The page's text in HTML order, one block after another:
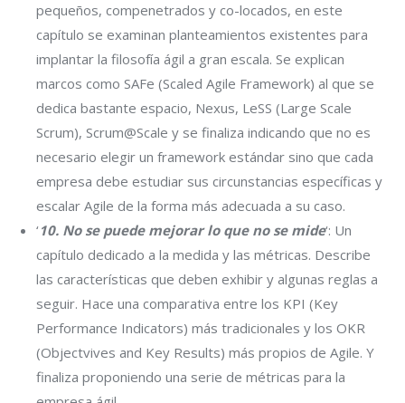
pequeños, compenetrados y co-locados, en este
capítulo se examinan planteamientos existentes para
implantar la filosofía ágil a gran escala. Se explican
marcos como SAFe (Scaled Agile Framework) al que se
dedica bastante espacio, Nexus, LeSS (Large Scale
Scrum), Scrum@Scale y se finaliza indicando que no es
necesario elegir un framework estándar sino que cada
empresa debe estudiar sus circunstancias específicas y
escalar Agile de la forma más adecuada a su caso.
‘10. No se puede mejorar lo que no se mide‘: Un
capítulo dedicado a la medida y las métricas. Describe
las características que deben exhibir y algunas reglas a
seguir. Hace una comparativa entre los KPI (Key
Performance Indicators) más tradicionales y los OKR
(Objectvives and Key Results) más propios de Agile. Y
finaliza proponiendo una serie de métricas para la